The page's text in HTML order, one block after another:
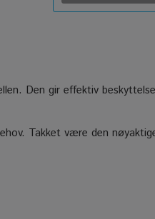
Den gir effektiv
Takket være den